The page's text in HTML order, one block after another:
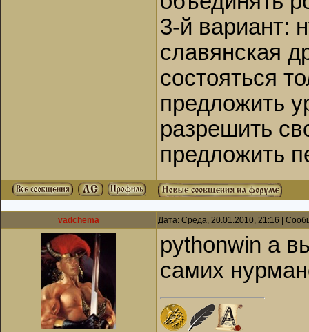
3-й вариант:
славянская
состояться
предложить
разрешить
предложить
vadchema Дата: Среда, 20.01.2010, 21:16 |
pythonwin а
самих